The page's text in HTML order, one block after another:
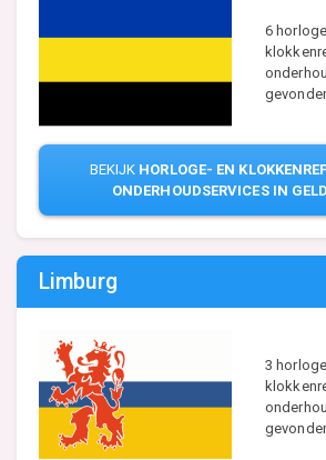
6
BEKIJK HORLOGE- EN
ONDERHOUDSERVICES IN
Limburg
3